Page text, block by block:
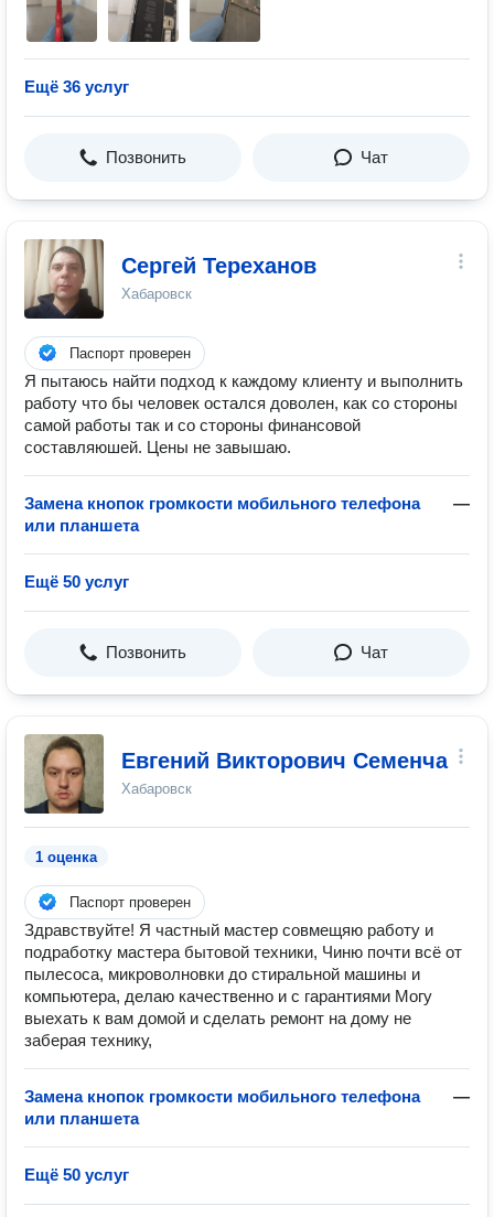
Ещё 36 услуг
Позвонить Чат
Сергей Тереханов
Хабаровск
Паспорт проверен
Я пытаюсь найти подход к каждому клиенту и выполнить
работу что бы человек остался доволен, как со стороны
самой работы так и со стороны финансовой
составляюшей. Цены не завышаю.
Замена кнопок громкости мобильного телефона
или планшета
—
Ещё 50 услуг
Позвонить Чат
Евгений Викторович Семенча
Хабаровск
1 оценка
Паспорт проверен
Здравствуйте! Я частный мастер совмещяю работу и
подработку мастера бытовой техники, Чиню почти всё от
пылесоса, микроволновки до стиральной машины и
компьютера, делаю качественно и с гарантиями Могу
выехать к вам домой и сделать ремонт на дому не
заберая технику,
Замена кнопок громкости мобильного телефона
или планшета
—
Ещё 50 услуг